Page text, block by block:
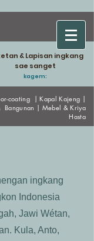
& Lapisan ingkang
sae sanget
kagem:
coating |Kapal Kajeng |
Bangunan | Mebel & Kriya
Hasta
ingkang
Indonesia
Jawi Wétan,
Kula, Anto,